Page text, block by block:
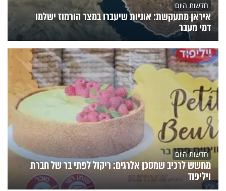
חדשות היום
איראן מתעקשת: אוניות שיעברו במצר הורמוז ישלמו
דמי מעבר
חדשות היום
מחשש לרכיב שמסכן אלרגים: ריקול לפתי בר של חברת
ויליפוד